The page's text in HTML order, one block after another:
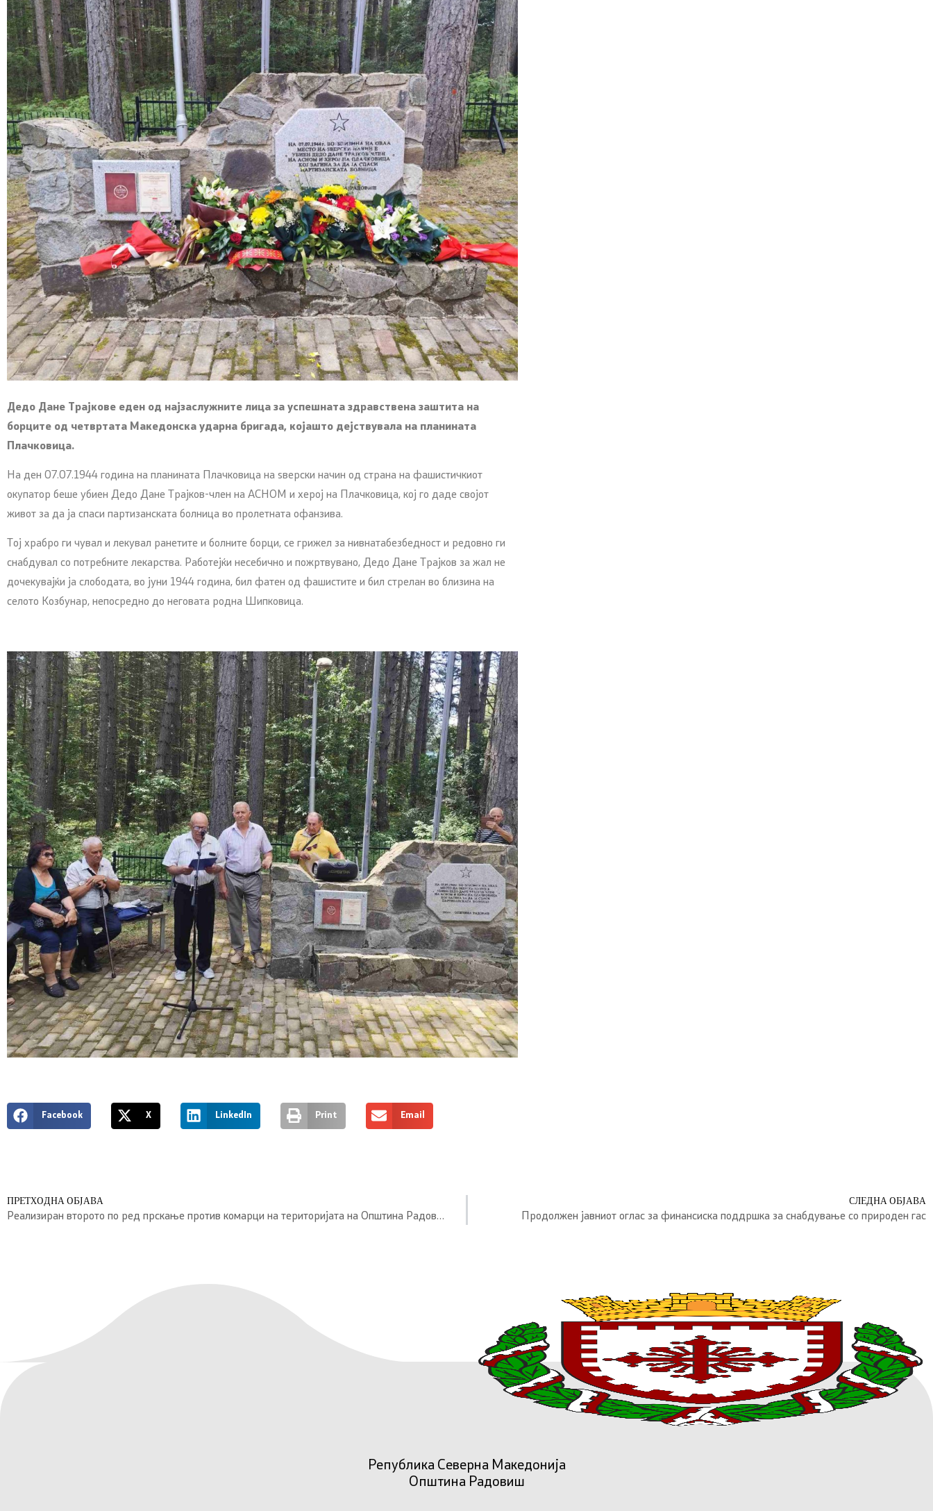
Дедо Дане Трајкове еден од најзаслужните лица за успешната здравствена заштита на
борците од четвртата Македонска ударна бригада, којашто дејствувала на планината
Плачковица.
На ден 07.07.1944 година на планината Плачковица на ѕверски начин од страна на фашистичкиот
окупатор беше убиен Дедо Дане Трајков-член на АСНОМ и херој на Плачковица, кој го даде својот
живот за да ја спаси партизанската болница во пролетната офанзива.
Тој храбро ги чувал и лекувал ранетите и болните борци, се грижел за нивнатабезбедност и редовно ги
снабдувал со потребните лекарства. Работејќи несебично и пожртвувано, Дедо Дане Трајков за жал не
дочекувајќи ја слободата, во јуни 1944 година, бил фатен од фашистите и бил стрелан во близина на
селото Козбунар, непосредно до неговата родна Шипковица.
Facebook X LinkedIn Print Email
ПРЕТХОДНА ОБЈАВА
Реализиран второто по ред прскање против комарци на територијата на Општина Радовиш
СЛЕДНА ОБЈАВА
Продолжен јавниот оглас за финансиска поддршка за снабдување со природен гас
Република Северна Македонија
Општина Радовиш